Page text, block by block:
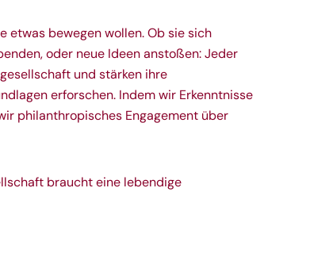
etwas bewegen wollen. Ob sie sich
oder neue Ideen anstoßen: Jeder
und stärken ihre
erforschen. Indem wir Erkenntnisse
philanthropisches Engagement über
braucht eine lebendige